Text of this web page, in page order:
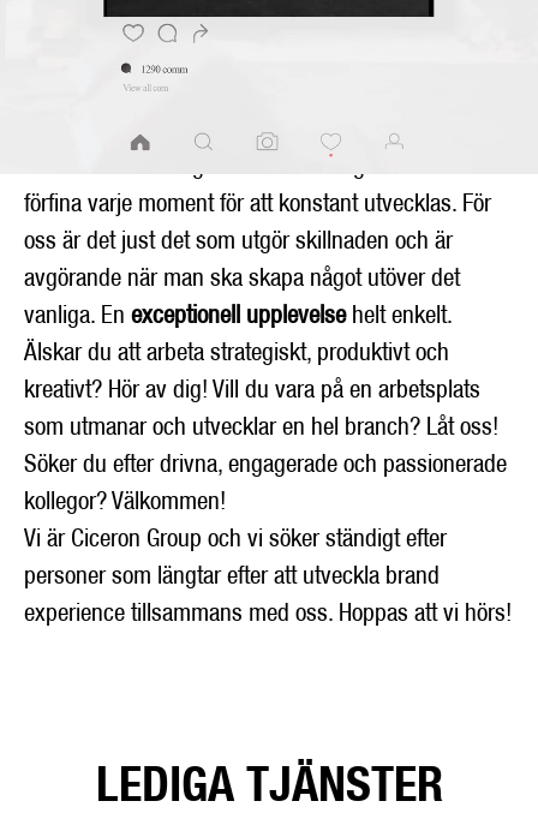
Vi är ett sammansvetsat team med en gemensam
besatthet - att skapa varumärkesupplevelser som
mottagaren berörs av och minns. Vi drivs av att
utmana oss själva såväl som en hel bransch. Att hela
tiden ställa oss frågan varför och våga förändra och
förfina varje moment för att konstant utvecklas. För
oss är det just det som utgör skillnaden och är
avgörande när man ska skapa något utöver det
vanliga. En exceptionell upplevelsehelt enkelt.
Älskar du att arbeta strategiskt, produktivt och
kreativt? Hör av dig! Vill du vara på en arbetsplats
som utmanar och utvecklar en hel branch? Låt oss!
Söker du efter drivna, engagerade och passionerade
kollegor? Välkommen!
Vi är Ciceron Group och vi söker ständigt efter
personer som längtar efter att utveckla brand
experience tillsammans med oss. Hoppas att vi hörs!
LEDIGA TJÄNSTER